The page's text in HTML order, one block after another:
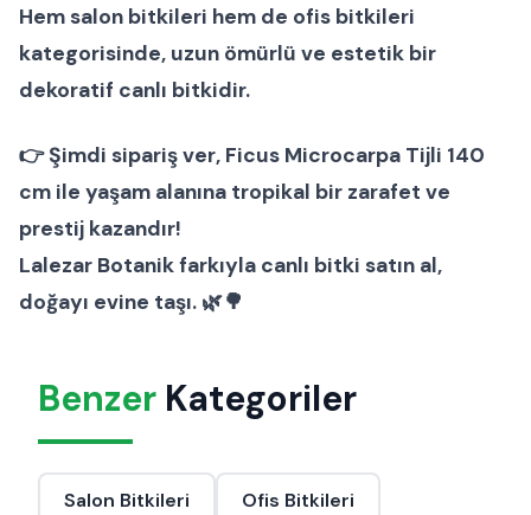
Hemsalon bitkileri hem de ofis bitkileri
kategorisinde, uzun ömürlü ve estetik bir
dekoratif canlı bitkidir.
👉Şimdi sipariş ver, Ficus Microcarpa Tijli 140
cm ile yaşam alanına tropikal bir zarafet ve
prestij kazandır!
Lalezar Botanik farkıyla canlı bitki satın al,
doğayı evine taşı. 🌿🌳
Benzer Kategoriler
Salon Bitkileri Ofis Bitkileri